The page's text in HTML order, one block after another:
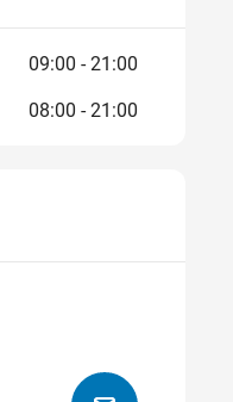
čas
09:00 - 21:00
08:00 - 21:00